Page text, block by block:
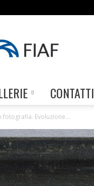
CONTATTI
Evoluzione...